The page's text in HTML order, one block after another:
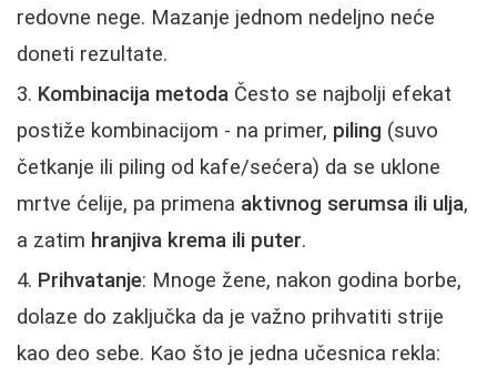
redovne nege. Mazanje jednom nedeljno neće
doneti rezultate.
Kombinacija metoda Često se najbolji efekat
postiže kombinacijom - na primer, piling (suvo
četkanje ili piling od kafe/sećera) da se uklone
mrtve ćelije, pa primena aktivnog serumsa ili ulja,
a zatim hranjiva krema ili puter.
Prihvatanje: Mnoge žene, nakon godina borbe,
dolaze do zaključka da je važno prihvatiti strije
kao deo sebe. Kao što je jedna učesnica rekla: